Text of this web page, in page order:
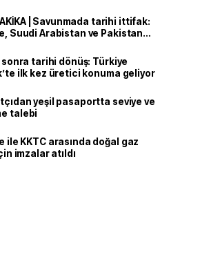
| Savunmada tarihi ittifak:
Suudi Arabistan ve Pakistan
sonra tarihi dönüş: Türkiye
ilk kez üretici konuma geliyor
yeşil pasaportta seviye ve
talebi
ile KKTC arasında doğal gaz
imzalar atıldı